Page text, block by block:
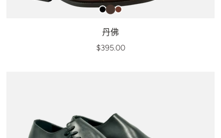
丹佛
$395.00